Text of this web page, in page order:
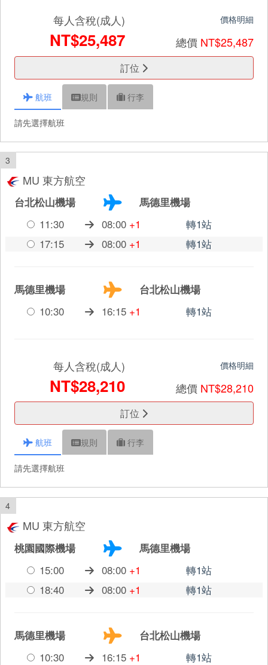
每人含稅(成人)
NT$25,487
價格明細
總價 NT$25,487
訂位
航班 規則 行李
請先選擇航班
3
MU 東方航空
台北松山機場
馬德里機場
11:30
08:00 +1
轉1站
17:15
08:00 +1 轉1站
馬德里機場
台北松山機場
10:30
16:15 +1 轉1站
每人含稅(成人)
NT$28,210
價格明細
總價 NT$28,210
訂位
航班 規則 行李
請先選擇航班
4
MU 東方航空
桃園國際機場
馬德里機場
15:00
08:00 +1
轉1站
18:40
08:00 +1 轉1站
馬德里機場
台北松山機場
10:30
16:15 +1 轉1站